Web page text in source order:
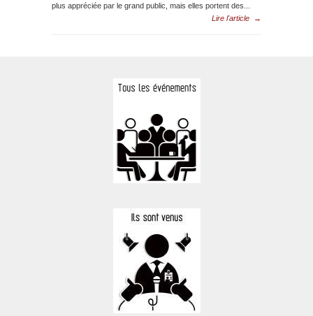
plus appréciée par le grand public, mais elles portent des...
Lire l'article
→